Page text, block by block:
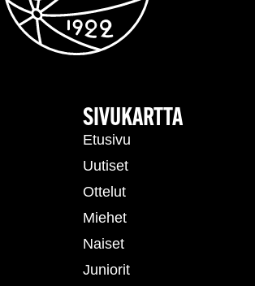
SIVUKARTTA
Etusivu
Uutiset
Ottelut
Miehet
Naiset
Juniorit